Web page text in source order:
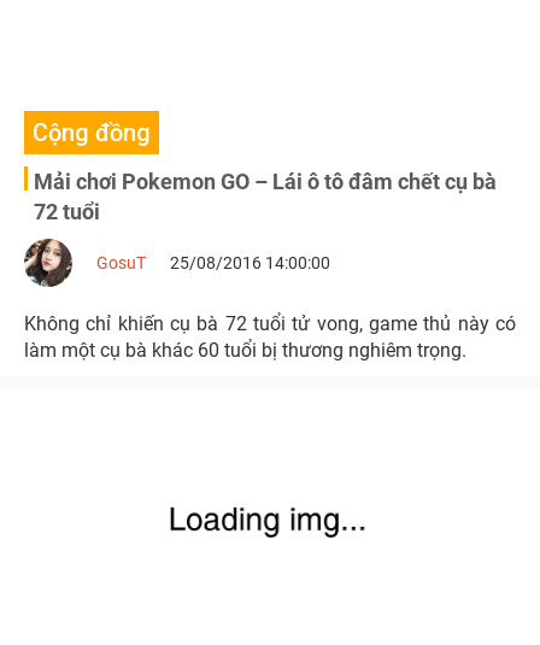
Cộng đồng
Mải chơi Pokemon GO – Lái ô tô đâm chết cụ bà
72 tuổi
GosuT 25/08/2016 14:00:00
Không chỉ khiến cụ bà 72 tuổi tử vong, game thủ này có
làm một cụ bà khác 60 tuổi bị thương nghiêm trọng.